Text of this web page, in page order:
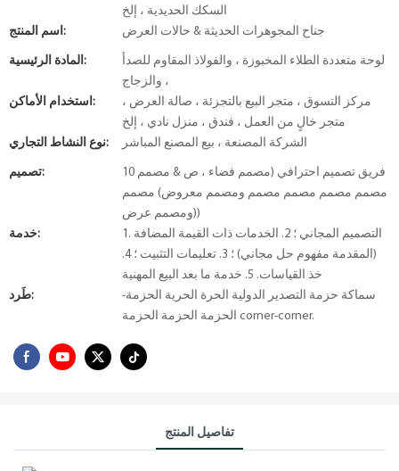
السكك الحديدية ، إلخ
اسم المنتج:
جناح المجوهرات الحديثة & حالات العرض
المادة الرئيسية:
لوحة متعددة الطلاء المخبوزة ، والفولاذ المقاوم للصدأ
، والزجاج
استخدام الأماكن:
مركز التسوق ، متجر البيع بالتجزئة ، صالة العرض ،
متجر خالٍ من العمل ، فندق ، منزل نادي ، إلخ
نوع النشاط التجاري:
الشركة المصنعة ، بيع المصنع المباشر
تصميم:
10 فريق تصميم احترافي (مصمم فضاء ، ص & مصمم
مصمم مصمم مصمم مصمم ومصمم معروض) مصمم
ومصمم عرض))
خدمة:
1. التصميم المجاني ؛ 2. الخدمات ذات القيمة المضافة
(المقدمة مفهوم حل مجاني) ؛ 3. تعليمات التثبيت ؛ 4.
خذ القياسات. 5. خدمة ما بعد البيع المهنية
طَرد:
سماكة حزمة التصدير الدولية الحرة الحرية الحزمة-
الحزمة الحزمة الحزمة corner-corner.
تفاصيل المنتج